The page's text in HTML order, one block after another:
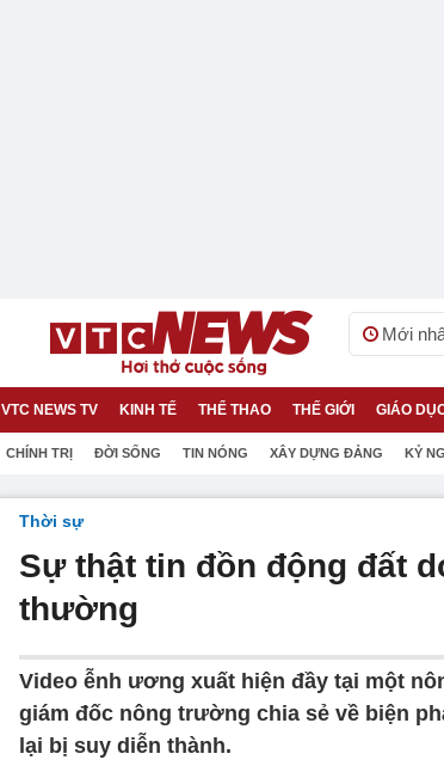
Mới
VTC NEWS TV KINH TẾ THỂ THAO THẾ GIỚI GIÁO
CHÍNH TRỊ ĐỜI SỐNG TIN NÓNG XÂY DỰNG ĐẢNG KỶ
Thời sự
Sự thật tin đồn động đất
thường
Video ễnh ương xuất hiện đầy tại một
giám đốc nông trường chia sẻ về biện
lại bị suy diễn thành.